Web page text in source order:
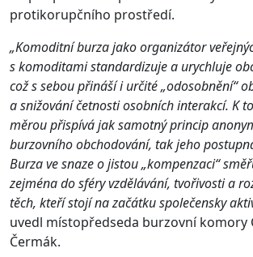
protikorupčního prostředí.
„Komoditní burza jako organizátor
s komoditami standardizuje a urychluje
což s sebou přináší i určité „odosobnění“
a snižování četnosti osobních interakcí. K
měrou přispívá jak samotný princip
burzovního obchodování, tak jeho
Burza ve snaze o jistou „kompenzaci“
zejména do sféry vzdělávání, tvořivosti a
těch, kteří stojí na začátku společensky
uvedl místopředseda burzovní komory
Čermák.